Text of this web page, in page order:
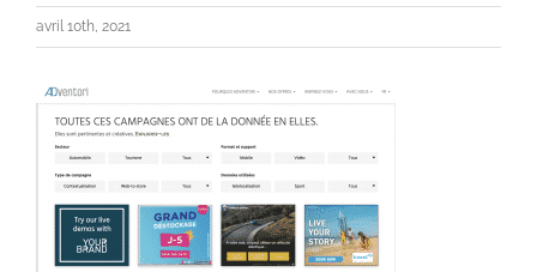
avril 10th, 2021